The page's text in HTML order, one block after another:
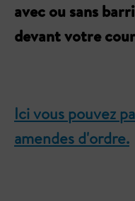
avec ou sans
devant votre
Ici vous pouvez
amendes d'ordre.